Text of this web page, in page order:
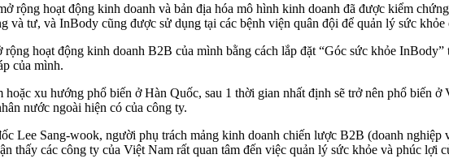
rộng hoạt động kinh doanh và bản địa hóa mô hình kinh doanh đã được kiểm
tư, và InBody cũng được sử dụng tại các bệnh viện quân đội để quản lý sức khỏe
hoạt động kinh doanh B2B của mình bằng cách lắp đặt “Góc sức khỏe
của mình.
xu hướng phổ biến ở Hàn Quốc, sau 1 thời gian nhất định sẽ trở nên phổ biến
nước ngoài hiện có của công ty.
Lee Sang-wook, người phụ trách mảng kinh doanh chiến lược B2B (doanh
thấy các công ty của Việt Nam rất quan tâm đến việc quản lý sức khỏe và phúc lợi